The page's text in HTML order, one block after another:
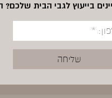
בייעוץ לגבי הבית